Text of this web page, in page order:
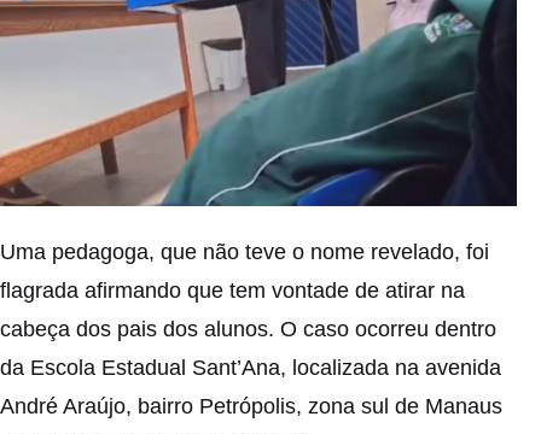
Uma pedagoga, que não teve o nome revelado, foi
flagrada afirmando que tem vontade de atirar na
cabeça dos pais dos alunos. O caso ocorreu dentro
da Escola Estadual Sant’Ana, localizada na avenida
André Araújo, bairro Petrópolis, zona sul de Manaus